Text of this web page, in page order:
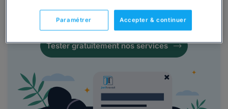
hotlines juridiques et cabinets d’avocats, quelle
solution choisir ?
Tester gratuitement nos services
Accepter & continuer
Paramétrer